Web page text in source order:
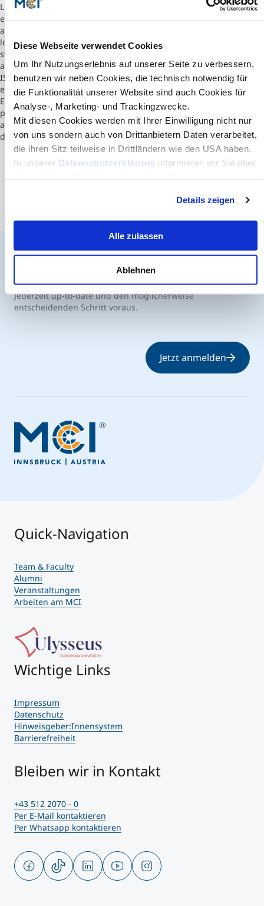
Diese Webseite verwendet Cookies
Um Ihr Nutzungserlebnis auf unserer Seite zu verbessern,
benutzen wir neben Cookies, die technisch notwendig für
die Funktionalität unserer Website sind auch Cookies für
Analyse-, Marketing- und Trackingzwecke.
Mit diesen Cookies werden mit Ihrer Einwilligung nicht nur
von uns sondern auch von Drittanbietern Daten verarbeitet,
die ihren Sitz teilweise in Drittländern wie den USA haben.
In unserer Datenschutzerklärung informieren wir Sie über
Details zeigen
Alle zulassen
Ablehnen
Lisbon School of Economics and Management (ISEG) was the first
economics and management school to be founded in Portugal
and is now also part of Universidade de Lisboa. Its campus being
located in the center of the city of Lisbon, it offers numerous high
standard degrees recognised by international educational entities
and rankings, such as the Financial Times, AACSB and AMBA.
ISEG's mission is to create, share and enhance the social and
economic value of knowledge and culture in the fields of
Economics, Finance and Business Sciences, in a context of
pluralism and assurance of intellectual and scientific freedom,
and respect for ethics, social responsibility and sustainable
development.
Der MCI Newsletter
Jederzeit up-to-date und den möglicherweise
entscheidenden Schritt voraus.
Jetzt anmelden
Quick-Navigation
Team & Faculty
Alumni
Veranstaltungen
Arbeiten am MCI
Wichtige Links
Impressum
Datenschutz
Hinweisgeber:Innensystem
Barrierefreiheit
Bleiben wir in Kontakt
+43 512 2070 - 0
Per E-Mail kontaktieren
Per Whatsapp kontaktieren